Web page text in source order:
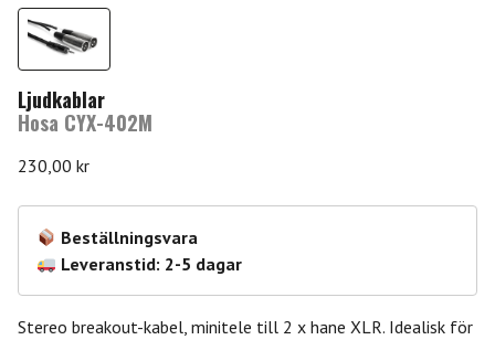
Ljudkablar
Hosa CYX-402M
230,00 kr
Beställningsvara
Leveranstid: 2-5 dagar
Stereo breakout-kabel, minitele till 2 x hane XLR. Idealisk för